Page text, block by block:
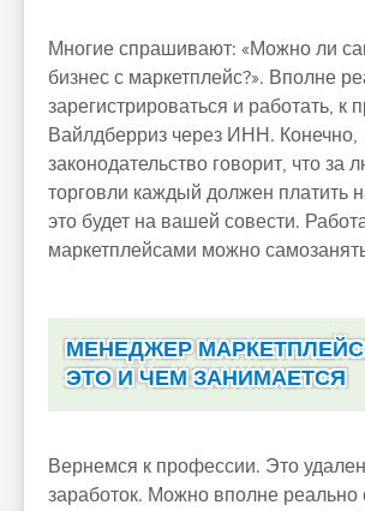
Многие спрашивают: «Можно ли
бизнес с маркетплейс?». Вполне
зарегистрироваться и работать, к
Вайлдберриз через ИНН. Конечно,
законодательство говорит, что за
торговли каждый должен платить
это будет на вашей совести.
маркетплейсами можно
МЕНЕДЖЕР
ЭТО И ЧЕМ ЗАНИМАЕТСЯ
Вернемся к профессии. Это
заработок. Можно вполне реально